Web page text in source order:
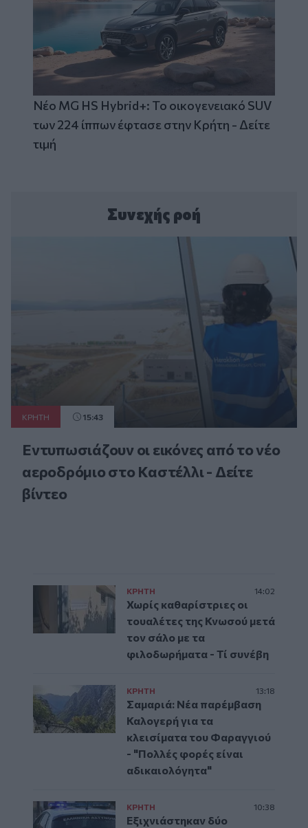
Νέο MG HS Hybrid+: Το οικογενειακό SUV
των 224 ίππων έφτασε στην Κρήτη - Δείτε
τιμή
Συνεχής ροή
ΚΡΗΤΗ 15:43
Εντυπωσιάζουν οι εικόνες από το νέο
αεροδρόμιο στο Καστέλλι - Δείτε
βίντεο
ΚΡΗΤΗ 14:02
Χωρίς καθαρίστριες οι
τουαλέτες της Κνωσού μετά
τον σάλο με τα
φιλοδωρήματα - Τί συνέβη
ΚΡΗΤΗ 13:18
Σαμαριά: Νέα παρέμβαση
Καλογερή για τα
κλεισίματα του Φαραγγιού
- "Πολλές φορές είναι
αδικαιολόγητα"
ΚΡΗΤΗ 10:38
Εξιχνιάστηκαν δύο